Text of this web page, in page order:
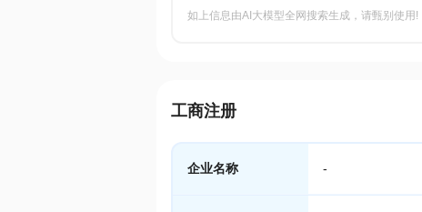
如上信息由AI大模型全网搜索生成，请甄别使用!
工商注册
企业名称 -